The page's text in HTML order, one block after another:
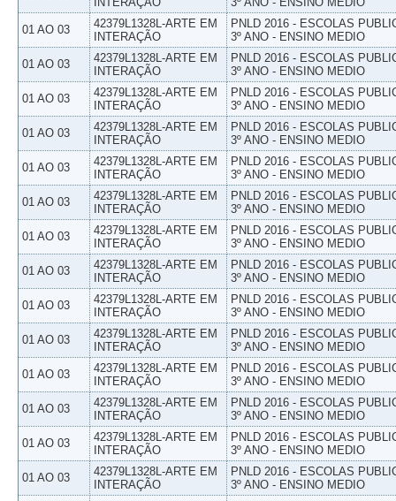
01 AO 03
42379L1328L-ARTE EM
INTERAÇÃO
PNLD 2016 - ESCOLAS
3º ANO - ENSINO MEDIO
01 AO 03
42379L1328L-ARTE EM
INTERAÇÃO
PNLD 2016 - ESCOLAS
3º ANO - ENSINO MEDIO
01 AO 03
42379L1328L-ARTE EM
INTERAÇÃO
PNLD 2016 - ESCOLAS
3º ANO - ENSINO MEDIO
01 AO 03
42379L1328L-ARTE EM
INTERAÇÃO
PNLD 2016 - ESCOLAS
3º ANO - ENSINO MEDIO
01 AO 03
42379L1328L-ARTE EM
INTERAÇÃO
PNLD 2016 - ESCOLAS
3º ANO - ENSINO MEDIO
01 AO 03
42379L1328L-ARTE EM
INTERAÇÃO
PNLD 2016 - ESCOLAS
3º ANO - ENSINO MEDIO
01 AO 03
42379L1328L-ARTE EM
INTERAÇÃO
PNLD 2016 - ESCOLAS
3º ANO - ENSINO MEDIO
01 AO 03
42379L1328L-ARTE EM
INTERAÇÃO
PNLD 2016 - ESCOLAS
3º ANO - ENSINO MEDIO
01 AO 03
42379L1328L-ARTE EM
INTERAÇÃO
PNLD 2016 - ESCOLAS
3º ANO - ENSINO MEDIO
01 AO 03
42379L1328L-ARTE EM
INTERAÇÃO
PNLD 2016 - ESCOLAS
3º ANO - ENSINO MEDIO
01 AO 03
42379L1328L-ARTE EM
INTERAÇÃO
PNLD 2016 - ESCOLAS
3º ANO - ENSINO MEDIO
01 AO 03
42379L1328L-ARTE EM
INTERAÇÃO
PNLD 2016 - ESCOLAS
3º ANO - ENSINO MEDIO
01 AO 03
42379L1328L-ARTE EM
INTERAÇÃO
PNLD 2016 - ESCOLAS
3º ANO - ENSINO MEDIO
01 AO 03
42379L1328L-ARTE EM
INTERAÇÃO
PNLD 2016 - ESCOLAS
3º ANO - ENSINO MEDIO